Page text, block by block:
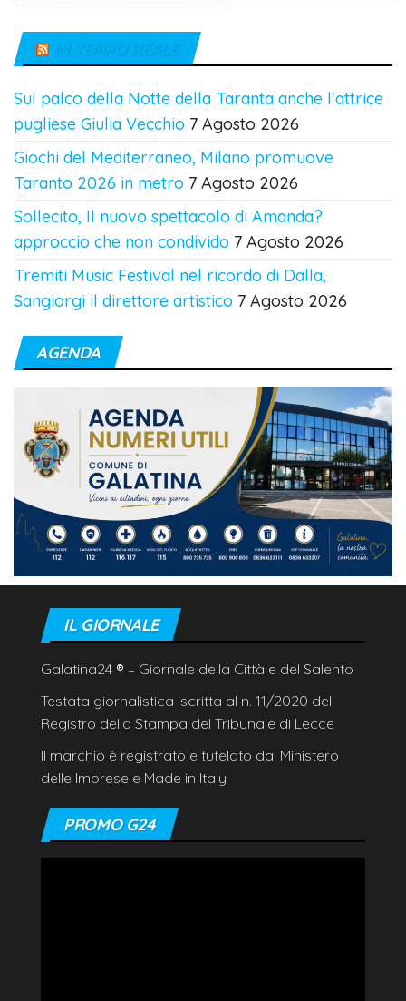
IN TEMPO REALE
Sul palco della Notte della Taranta anche l'attrice
pugliese Giulia Vecchio 7 Agosto 2026
Giochi del Mediterraneo, Milano promuove
Taranto 2026 in metro 7 Agosto 2026
Sollecito, Il nuovo spettacolo di Amanda?
approccio che non condivido 7 Agosto 2026
Tremiti Music Festival nel ricordo di Dalla,
Sangiorgi il direttore artistico 7 Agosto 2026
AGENDA
IL GIORNALE
Galatina24 ® – Giornale della Città e del Salento
Testata giornalistica iscritta al n. 11/2020 del
Registro della Stampa del Tribunale di Lecce
Il marchio è registrato e tutelato dal Ministero
delle Imprese e Made in Italy
PROMO G24